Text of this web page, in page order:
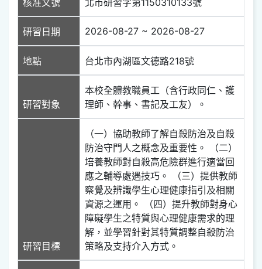
研習日期 2026-08-27 ~ 2026-08-27
地點 台北市內湖區文德路218號
研習對象
本校全體教職員工（含行政同仁、護
理師、幹事、書記及工友）。
研習目標
（一）協助教師了解自殺防治及自殺
防治守門人之概念及重要性。 （二）
培養教師對自殺高危險群進行適當回
應之輔導處遇技巧。 （三）提供教師
察覺及辨識學生心理健康指引及相關
資源之運用。 （四）提升教師對身心
障礙學生之特質與心理健康需求的理
解，並學習針對其特質調整自殺防治
策略及支持介入方式。